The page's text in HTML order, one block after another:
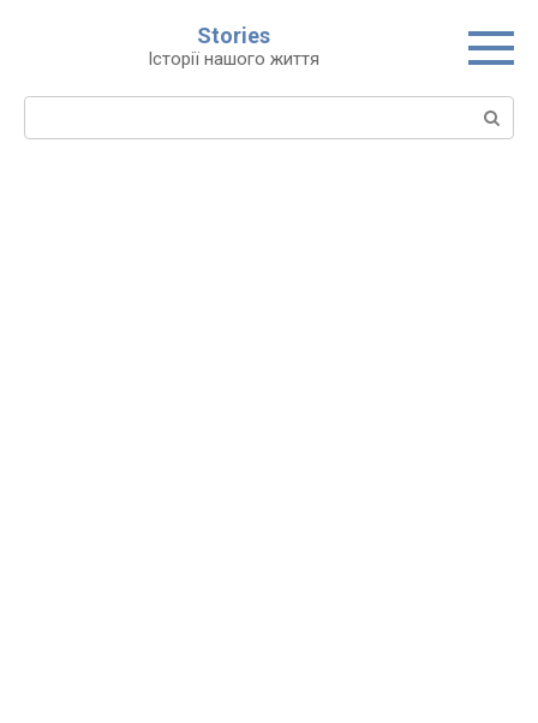
Stories
Історії нашого життя
Пошук: